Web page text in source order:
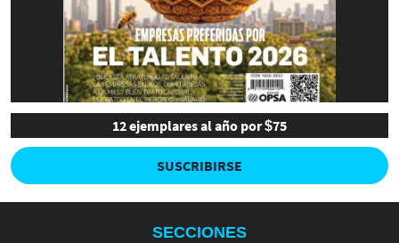
12 ejemplares al año por $75
SUSCRIBIRSE
SECCIONES